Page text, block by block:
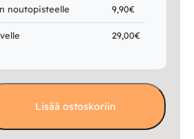
noutopisteelle 9,90€
29,00€
Lisää ostoskoriin